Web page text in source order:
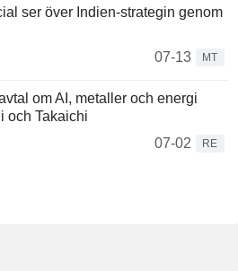
ser över Indien-strategin genom
07-13
MT
om AI, metaller och energi
och Takaichi
07-02
RE